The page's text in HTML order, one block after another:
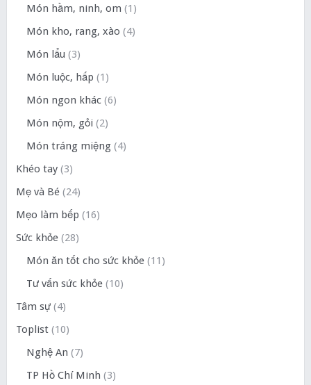
Món hầm, ninh, om (1)
Món kho, rang, xào (4)
Món lẩu (3)
Món luộc, hấp (1)
Món ngon khác(6)
Món nộm, gỏi(2)
Món tráng miệng(4)
Khéo tay(3)
Mẹ và Bé(24)
Mẹo làm bếp (16)
Sức khỏe(28)
Món ăn tốt cho sức khỏe(11)
Tư vấn sức khỏe(10)
Tâm sự(4)
Toplist(10)
Nghệ An (7)
TP Hồ Chí Minh (3)